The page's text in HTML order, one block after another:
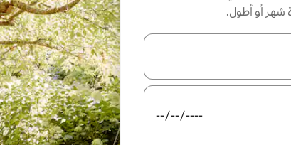
أو أطول.
باستخدام السهمين لأعلى ولأسفل أو استكشف عن طريق اللمس أو السحب.